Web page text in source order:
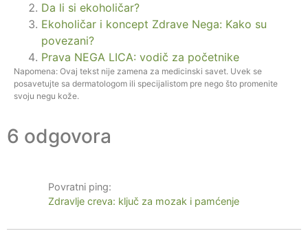
Da li si ekoholičar?
Ekoholičar i koncept Zdrave Nega: Kako su
povezani?
Prava NEGA LICA: vodič za početnike
Napomena: Ovaj tekst nije zamena za medicinski savet. Uvek se
posavetujte sa dermatologom ili specijalistom pre nego što promenite
svoju negu kože.
6 odgovora
Povratni ping:
Zdravlje creva: ključ za mozak i pamćenje